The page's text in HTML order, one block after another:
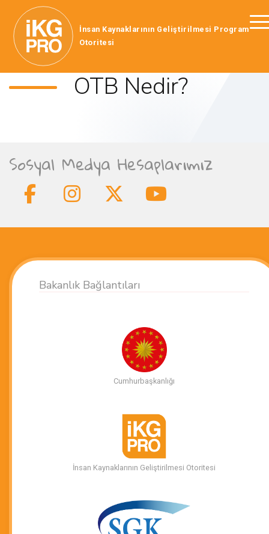
İnsan Kaynaklarının Geliştirilmesi Program
Otoritesi
OTB Nedir?
Sosyal Medya Hesaplarımız
Bakanlık Bağlantıları
Cumhurbaşkanlığı
İnsan Kaynaklarının Geliştirilmesi Otoritesi